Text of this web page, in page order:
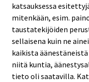
katsauksessa
mitenkään, esim.
taustatekijöiden
sellaisena kuin ne
kaikista
niitä kuntia,
tieto oli saatavilla.